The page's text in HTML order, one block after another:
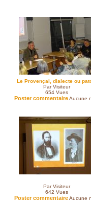
Le Provençal, dialecte ou
Par Visiteur
654 Vues
Poster commentaireAucune
Par Visiteur
642 Vues
Poster commentaireAucune